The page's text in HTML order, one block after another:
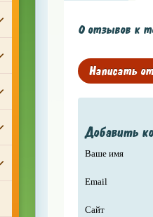
0 отзывов к
Написать
Добавить
Ваше имя
Email
Сайт